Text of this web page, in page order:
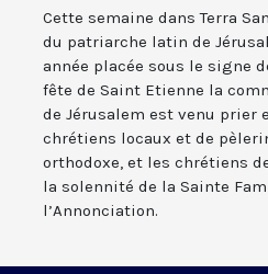
Cette semaine dans Terra
du patriarche latin de
année placée sous le signe
fête de Saint Etienne la
de Jérusalem est venu prier
chrétiens locaux et de
orthodoxe, et les chrétiens
la solennité de la Sainte
l’Annonciation.